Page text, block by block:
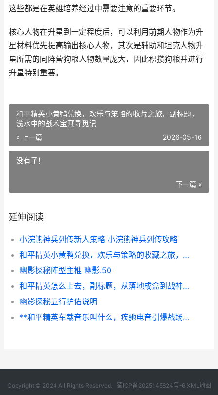
这些都是在英雄培养经过中需要注意的重要环节。
核心人物在升星到一定程度后，可以利用前期人物作为升
星材料优先提高输出核心人物，其次是辅助和坦克人物升
星所需的同阵营狗粮人物数量庞大，因此积攒狗粮并进行
升星特别重要。
和平精英小黄鸭兑换，欢乐与策略的收藏之旅，副标题，
浅水中的战术宝藏寻觅记
« 上一篇 2026-05-16
没有了！
下一篇 »
延伸阅读
小浣熊神兵列传新人策略 小浣熊神兵列传攻略
和平精英小黄鸭兑换，欢乐与策略的收藏之旅，副标题，浅水中的战术宝藏寻觅记
幽影探秘阵型主推 幽影.50
和平精英怎么上去，副标题，从落地成盒到战神之路的阶梯
幽影探秘五行护佑说明
**和平精英车载音乐叫什么，疾驰电音引爆战场激情**
Copyright © 2024 All Rights Reserved. 蜀ICP备2025145824号-6 XML地图